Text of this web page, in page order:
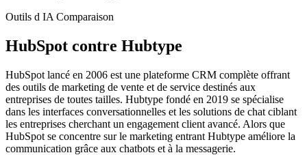
Outils d IA Comparaison
HubSpot contre Hubtype
HubSpot lancé en 2006 est une plateforme CRM complète offrant
des outils de marketing de vente et de service destinés aux
entreprises de toutes tailles. Hubtype fondé en 2019 se spécialise
dans les interfaces conversationnelles et les solutions de chat ciblant
les entreprises cherchant un engagement client avancé. Alors que
HubSpot se concentre sur le marketing entrant Hubtype améliore la
communication grâce aux chatbots et à la messagerie.